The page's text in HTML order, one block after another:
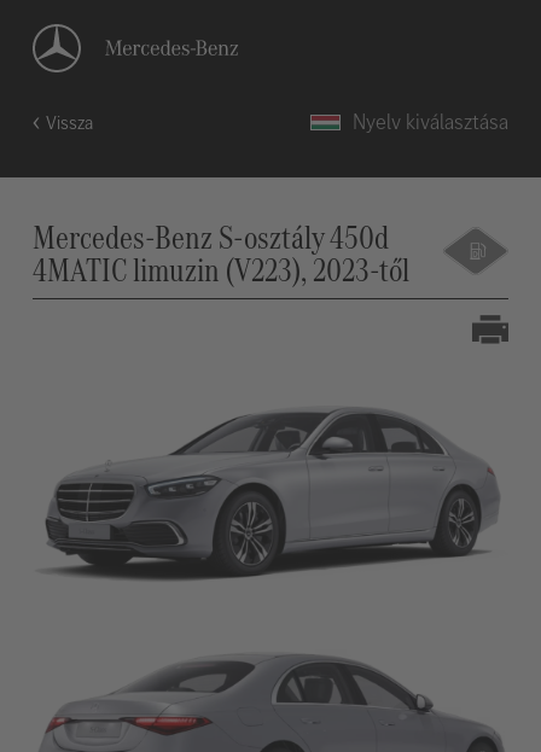
Vissza Nyelv kiválasztása
Mercedes-Benz S-osztály 450d
4MATIC limuzin (V223), 2023-től